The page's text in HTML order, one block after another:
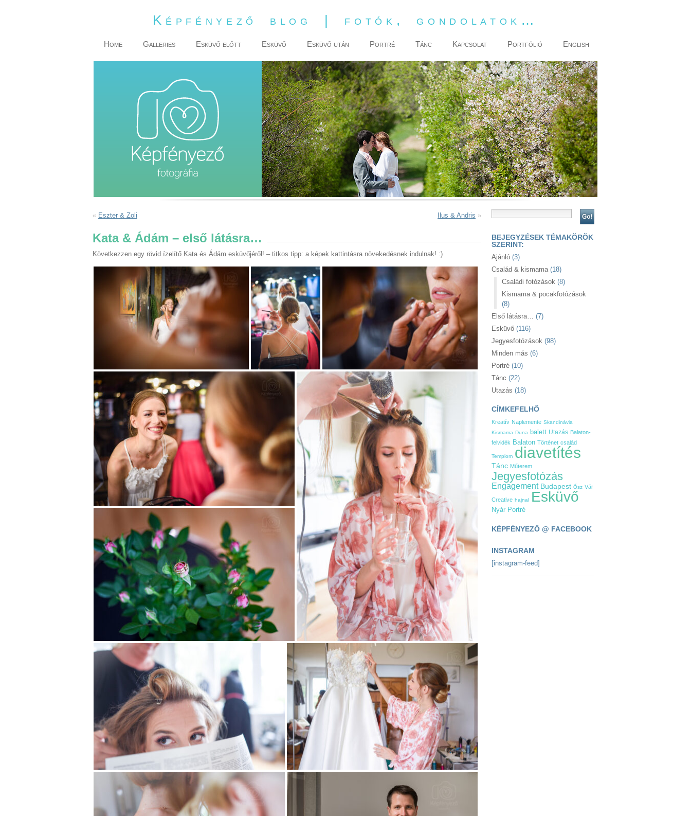
Képfényező blog | fotók, gondolatok…
Home Galleries Esküvő előtt Esküvő Esküvő után Portré Tánc Kapcsolat Portfólió English
« Eszter & Zoli Ilus & Andris »
Kata & Ádám – első látásra…
Következzen egy rövid ízelítő Kata és Ádám esküvőjéről! – titkos tipp: a képek kattintásra növekedésnek indulnak! :)
BEJEGYZÉSEK TÉMAKÖRÖK
SZERINT:
Ajánló (3)
Család & kismama(18)
Családi fotózások (8)
Kismama & pocakfotózások
(8)
Első látásra… (7)
Esküvő (116)
Jegyesfotózások (98)
Minden más (6)
Portré (10)
Tánc (22)
Utazás (18)
CÍMKEFELHŐ
Kreatív Naplemente Skandinávia
Kismama Duna balett Utazás Balaton-
felvidék Balaton Történet család
Templom diavetítés
Tánc Műterem
Jegyesfotózás
Engagement Budapest Ősz Vár
Creative hajnal Esküvő
Nyár Portré
KÉPFÉNYEZŐ @ FACEBOOK
INSTAGRAM
[instagram-feed]